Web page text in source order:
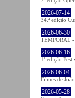
2026-07-14
34.ª edição
2026-06-30
TEMPORAL -
2026-06-16
1ª edição
2026-06-04
Filmes de
2026-05-28